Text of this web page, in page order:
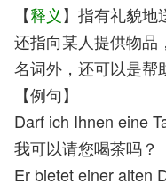
【释义】指有礼貌地
还指向某人提供物品
名词外，还可以是帮
【例句】
Darf ich Ihnen eine
我可以请您喝茶吗？
Er bietet einer alten